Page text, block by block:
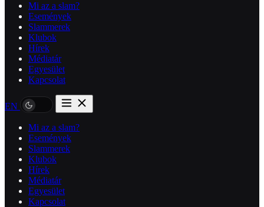
Mi az a slam?
Események
Slammerek
Klubok
Hírek
Médiatár
Egyesület
Kapcsolat
EN
Mi az a slam?
Események
Slammerek
Klubok
Hírek
Médiatár
Egyesület
Kapcsolat